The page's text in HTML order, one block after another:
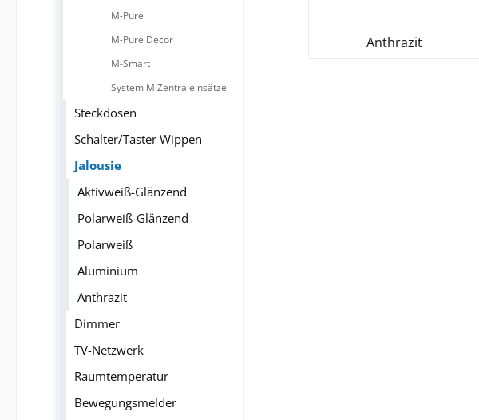
M-Pure
M-Pure Decor
M-Smart
System M Zentraleinsätze
Steckdosen
Schalter/Taster Wippen
Jalousie
Aktivweiß-Glänzend
Polarweiß-Glänzend
Polarweiß
Aluminium
Anthrazit
Dimmer
TV-Netzwerk
Raumtemperatur
Bewegungsmelder
Anthrazit